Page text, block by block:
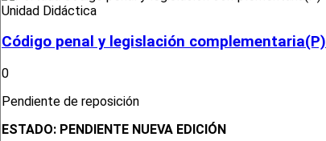
Unidad Didáctica
Código penal y legislación complementaria(P)
0
Pendiente de reposición
ESTADO: PENDIENTE NUEVA EDICIÓN